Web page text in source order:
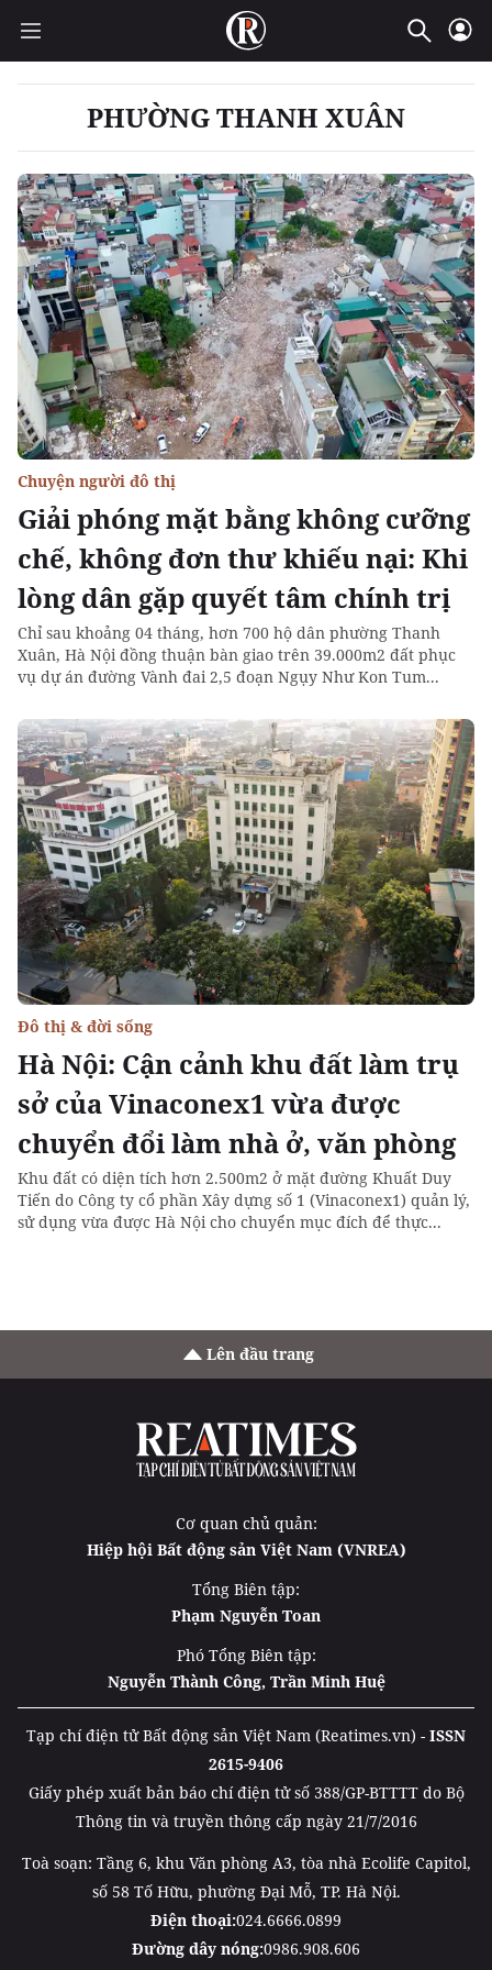
PHƯỜNG THANH XUÂN
Giải phóng mặt bằng không cưỡng
chế, không đơn thư khiếu nại: Khi
lòng dân gặp quyết tâm chính trị
Chuyện người đô thị
Chỉ sau khoảng 04 tháng, hơn 700 hộ dân phường Thanh
Xuân, Hà Nội đồng thuận bàn giao trên 39.000m2 đất phục
vụ dự án đường Vành đai 2,5 đoạn Ngụy Như Kon Tum...
Hà Nội: Cận cảnh khu đất làm trụ
sở của Vinaconex1 vừa được
chuyển đổi làm nhà ở, văn phòng
Đô thị & đời sống
Khu đất có diện tích hơn 2.500m2 ở mặt đường Khuất Duy
Tiến do Công ty cổ phần Xây dựng số 1 (Vinaconex1) quản lý,
sử dụng vừa được Hà Nội cho chuyển mục đích để thực...
Lên đầu trang
Cơ quan chủ quản:
Hiệp hội Bất động sản Việt Nam (VNREA)
Tổng Biên tập:
Phạm Nguyễn Toan
Phó Tổng Biên tập:
Nguyễn Thành Công, Trần Minh Huệ
Tạp chí điện tử Bất động sản Việt Nam (Reatimes.vn) - ISSN
2615-9406
Giấy phép xuất bản báo chí điện tử số 388/GP-BTTTT do Bộ
Thông tin và truyền thông cấp ngày 21/7/2016
Toà soạn: Tầng 6, khu Văn phòng A3, tòa nhà Ecolife Capitol,
số 58 Tố Hữu, phường Đại Mỗ, TP. Hà Nội.
Điện thoại:024.6666.0899
Đường dây nóng:0986.908.606